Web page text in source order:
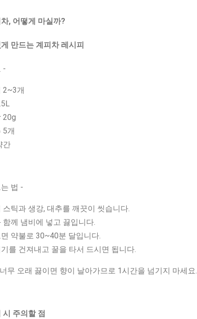
, 어떻게 마실까?
만드는 계피차 레시피
-
2~3개
20g
5개
간
법 -
스틱과 생강, 대추를 깨끗이 씻습니다.
함께 냄비에 넣고 끓입니다.
약불로 30~40분 달입니다.
를 건져내고 꿀을 타서 드시면 됩니다.
무 오래 끓이면 향이 날아가므로 1시간을 넘기지 마세요.
시 주의할 점